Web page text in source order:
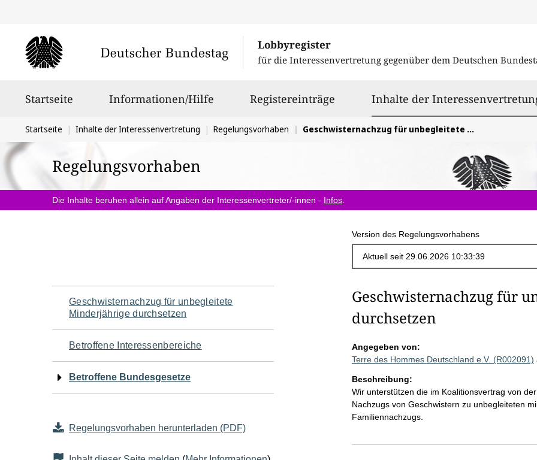
Lobbyregister
für die Interessenvertretung gegenüber dem Deutschen
Startseite Informationen/Hilfe Registereinträge Inhalte der
Sie
befinden
sich
hier:
Startseite Inhalte der Interessenvertretung Regelungsvorhaben Geschwisternachzug für unbegleitete Minderjährige durchsetzen
Regelungsvorhaben
Die Inhalte beruhen allein auf Angaben der Interessenvertreter/-innen - Infos
Version des Regelungsvorhabens
Navigation
für
den
Seiteninhalt
Geschwisternachzug für unbegleitete
Minderjährige durchsetzen
Betroffene Interessenbereiche
Betroffene Bundesgesetze
Regelungsvorhaben herunterladen (PDF)
Geschwisternachzug für
durchsetzen
Angegeben von:
Terre des Hommes Deutschland e.V. (R002091)
Beschreibung:
Wir unterstützen die im Koalitionsvertrag von
Nachzugs von Geschwistern zu unbegleiteten
Familiennachzugs.